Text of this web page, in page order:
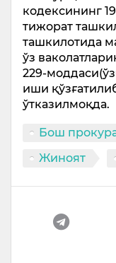
кодексининг
тижорат
ташкилотида
ўз
229-
иши
ўтказилмоқда.
Бош
Жиноят